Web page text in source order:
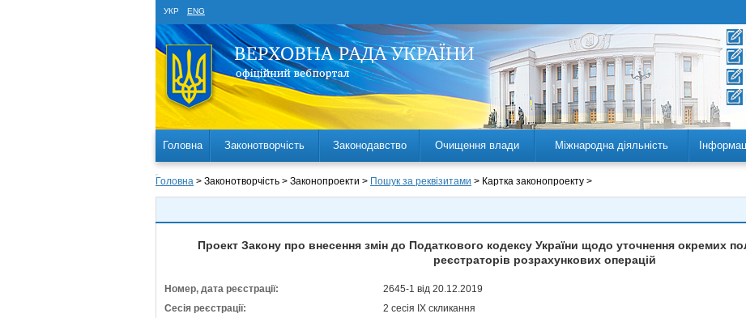
УКР ENG
Головна Законотворчість Законодавство Очищення влади Міжнародна діяльність
Головна > Законотворчість > Законопроекти > Пошук за реквізитами > Картка законопроекту >
Проект Закону про внесення змін до Податкового кодексу України щодо уточнення окремих
реєстраторів розрахункових операцій
Номер, дата реєстрації:
2645-1 від 20.12.2019
Сесія реєстрації:
2 сесія IX скликання